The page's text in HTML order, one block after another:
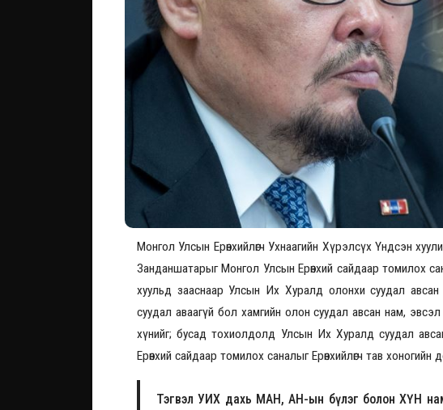
Монгол Улсын Ерөнхийлөгч Ухнаагийн Хүрэлсүх Үндсэн
Занданшатарыг Монгол Улсын Ерөнхий сайдаар томилох
хуульд зааснаар Улсын Их Хуралд олонхи суудал
суудал аваагүй бол хамгийн олон суудал авсан нам,
хүнийг; бусад тохиолдолд Улсын Их Хуралд суудал
Ерөнхий сайдаар томилох саналыг Ерөнхийлөгч тав
Тэгвэл УИХ дахь МАН, АН-ын бүлэг болон ХҮН